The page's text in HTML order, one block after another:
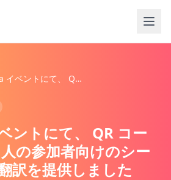
Nostrasia イベントにて、 QR コードによる 700 人の参加者向けのシームレスな音声翻訳を提供しました
ントにて、 QR コー
の参加者向けのシー
訳を提供しました